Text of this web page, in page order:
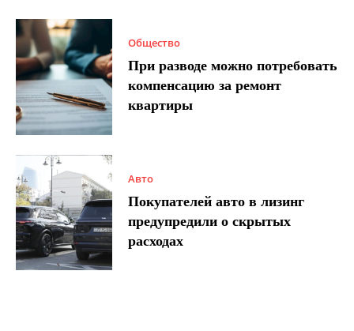
Общество
При разводе можно потребовать
компенсацию за ремонт
квартиры
Авто
Покупателей авто в лизинг
предупредили о скрытых
расходах